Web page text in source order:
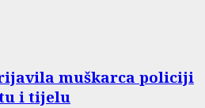
muškarca policiji
i tijelu